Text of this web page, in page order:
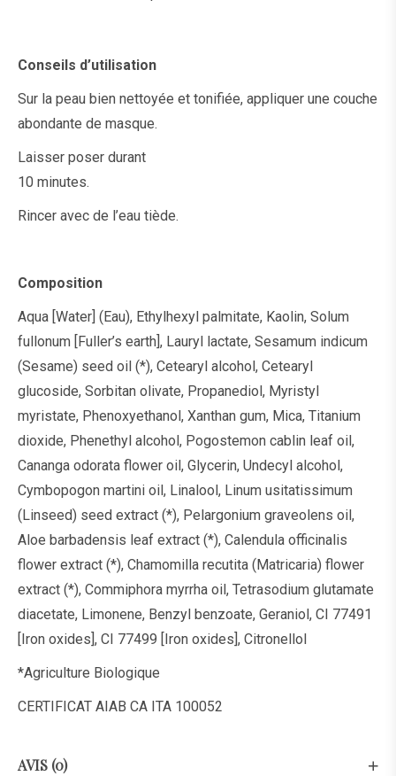
Conseils d’utilisation
Sur la peau bien nettoyée et tonifiée, appliquer une couche
abondante de masque.
Laisser poser durant
10 minutes.
Rincer avec de l’eau tiède.
Composition
Aqua [Water] (Eau), Ethylhexyl palmitate, Kaolin, Solum
fullonum [Fuller’s earth], Lauryl lactate, Sesamum indicum
(Sesame) seed oil (*), Cetearyl alcohol, Cetearyl
glucoside, Sorbitan olivate, Propanediol, Myristyl
myristate, Phenoxyethanol, Xanthan gum, Mica, Titanium
dioxide, Phenethyl alcohol, Pogostemon cablin leaf oil,
Cananga odorata flower oil, Glycerin, Undecyl alcohol,
Cymbopogon martini oil, Linalool, Linum usitatissimum
(Linseed) seed extract (*), Pelargonium graveolens oil,
Aloe barbadensis leaf extract (*), Calendula officinalis
flower extract (*), Chamomilla recutita (Matricaria) flower
extract (*), Commiphora myrrha oil, Tetrasodium glutamate
diacetate, Limonene, Benzyl benzoate, Geraniol, CI 77491
[Iron oxides], CI 77499 [Iron oxides], Citronellol
*Agriculture Biologique
CERTIFICAT AIAB CA ITA 100052
AVIS (0)